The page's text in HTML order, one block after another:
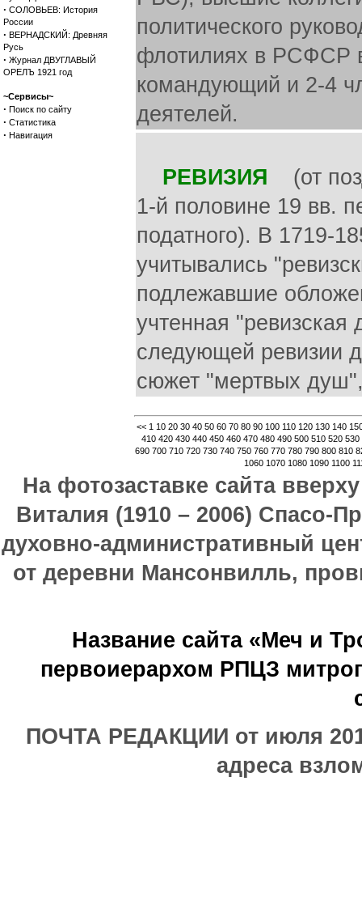
· СОЛОВЬЕВ: История
России
· ВЕРНАДСКИЙ: Древняя
Русь
· Журнал ДВУГЛАВЫЙ
ОРЕЛЪ 1921 год
~Сервисы~
· Поиск по сайту
· Статистика
· Навигация
политического
флотилиях в РСФСР
командующий и 2-4
деятелей.
РЕВИЗИЯ (от
1-й половине 19 вв.
податного). В 1719-
учитывались
подлежавшие
учтенная
следующей ревизии
сюжет "мертвых
<< 1 10 20 30 40 50 60 70 80 90 100 110 120 130 140
410 420 430 440 450 460 470 480 490 500 510 520 530
690 700 710 720 730 740 750 760 770 780 790 800 810
1060 1070 1080 1090 1100
На фотозаставке сайта
Виталия (1910 – 2006) Спасо-
духовно-административный
от деревни Мансонвилль,
Название сайта «Меч и
первоиерархом РПЦЗ
ПОЧТА РЕДАКЦИИ от июля
адреса